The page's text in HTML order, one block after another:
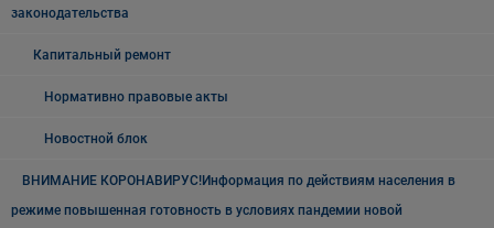
законодательства
Капитальный ремонт
Нормативно правовые акты
Новостной блок
ВНИМАНИЕ КОРОНАВИРУС!Информация по действиям населения в
режиме повышенная готовность в условиях пандемии новой